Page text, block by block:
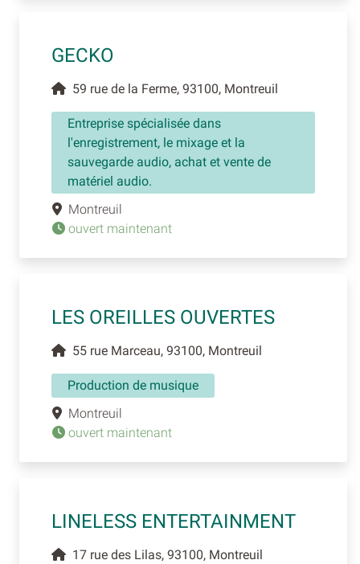
GECKO
59 rue de la Ferme, 93100, Montreuil
Entreprise spécialisée dans
l'enregistrement, le mixage et la
sauvegarde audio, achat et vente de
matériel audio.
Montreuil
ouvert maintenant
LES OREILLES OUVERTES
55 rue Marceau, 93100, Montreuil
Production de musique
Montreuil
ouvert maintenant
LINELESS ENTERTAINMENT
17 rue des Lilas, 93100, Montreuil